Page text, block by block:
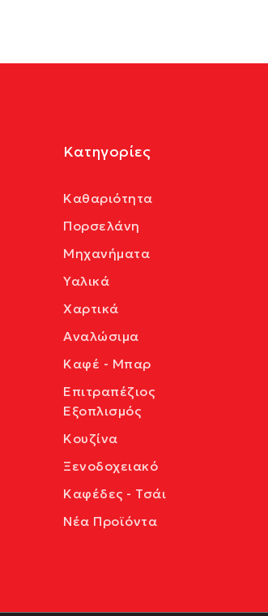
Κατηγορίες
Καθαριότητα
Πορσελάνη
Μηχανήματα
Υαλικά
Χαρτικά
Αναλώσιμα
Καφέ - Μπαρ
Επιτραπέζιος
Εξοπλισμός
Κουζίνα
Ξενοδοχειακό
Καφέδες - Τσάι
Νέα Προϊόντα